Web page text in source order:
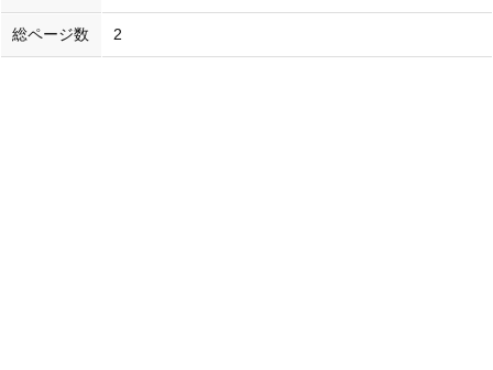
総ページ数 2